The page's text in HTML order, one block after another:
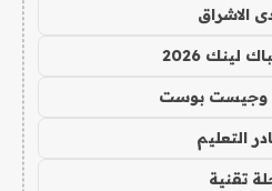
الاشراق
لينك 2026
وجيست بوست
التعليم
تقنية